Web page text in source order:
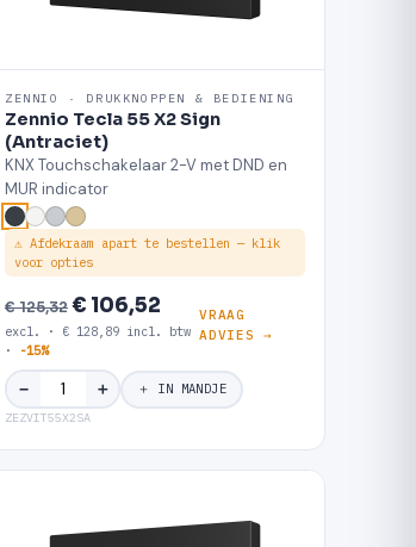
ZENNIO · DRUKKNOPPEN & BEDIENING
Zennio Tecla 55 X2 Sign
(Antraciet)
KNX Touchschakelaar 2-V met DND en
MUR indicator
⚠ Afdekraam apart te bestellen — klik
voor opties
€ 125,32€ 106,52
excl. · € 128,89 incl. btw
·
-15%
VRAAG
ADVIES →
− ＋ ＋ IN MANDJE
ZEZVIT55X2SA